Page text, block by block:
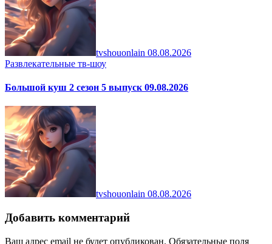
tvshouonlain 08.08.2026
Развлекательные тв-шоу
Большой куш 2 сезон 5 выпуск 09.08.2026
tvshouonlain 08.08.2026
Добавить комментарий
Ваш адрес email не будет опубликован. Обязательные поля